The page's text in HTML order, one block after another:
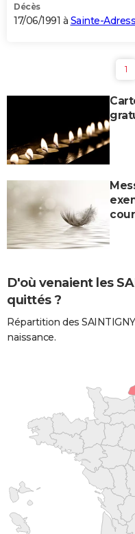
Décès
17/06/1991 à Sainte-
1
D'où venaient les
quittés ?
Répartition des
naissance.